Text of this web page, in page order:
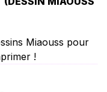
Miaouss pour
!